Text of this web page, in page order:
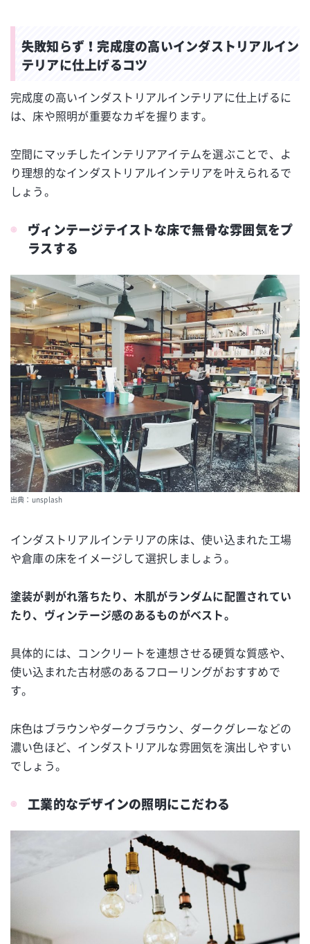
失敗知らず！完成度の高いインダストリアルイン
テリアに仕上げるコツ
完成度の高いインダストリアルインテリアに仕上げるに
は、床や照明が重要なカギを握ります。
空間にマッチしたインテリアアイテムを選ぶことで、よ
り理想的なインダストリアルインテリアを叶えられるで
しょう。
ヴィンテージテイストな床で無骨な雰囲気をプ
ラスする
出典：unsplash
インダストリアルインテリアの床は、使い込まれた工場
や倉庫の床をイメージして選択しましょう。
塗装が剥がれ落ちたり、木肌がランダムに配置されてい
たり、ヴィンテージ感のあるものがベスト。
具体的には、コンクリートを連想させる硬質な質感や、
使い込まれた古材感のあるフローリングがおすすめで
す。
床色はブラウンやダークブラウン、ダークグレーなどの
濃い色ほど、インダストリアルな雰囲気を演出しやすい
でしょう。
工業的なデザインの照明にこだわる